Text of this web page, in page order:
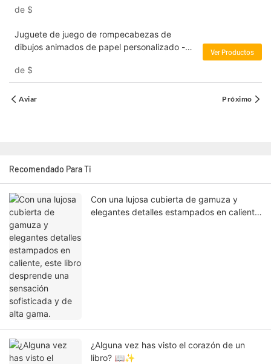
de $
Juguete de juego de rompecabezas de
dibujos animados de papel personalizado -
de $
Ver Productos
Aviar Próximo
Recomendado Para Ti
Con una lujosa cubierta de gamuza y
elegantes detalles estampados en caliente,
¿Alguna vez has visto el corazón de un
libro? 📖✨